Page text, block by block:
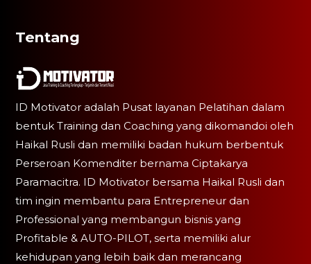
Tentang
ID Motivator adalah Pusat layanan Pelatihan dalam
bentuk Training dan Coaching yang dikomandoi oleh
Haikal Rusli dan memiliki badan hukum berbentuk
Perseroan Komenditer bernama Ciptakarya
Paramacitra. ID Motivator bersama Haikal Rusli dan
tim ingin membantu para Entrepreneur dan
Professional yang membangun bisnis yang
Profitable & AUTO-PILOT, serta memiliki alur
kehidupan yang lebih baik dan merancang